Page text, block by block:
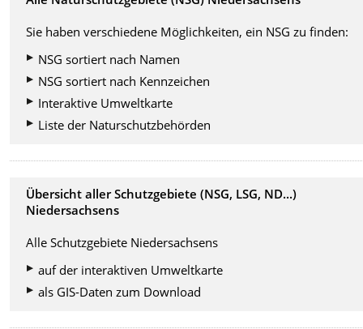
Sie haben verschiedene Möglichkeiten, ein NSG zu finden:
NSG sortiert nach Namen
NSG sortiert nach Kennzeichen
Interaktive Umweltkarte
Liste der Naturschutzbehörden
Übersicht aller Schutzgebiete (NSG, LSG, ND...)
Niedersachsens
Alle Schutzgebiete Niedersachsens
auf der interaktiven Umweltkarte
als GIS-Daten zum Download